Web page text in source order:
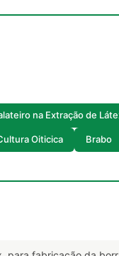
na Extração de
Oiticica Brabo